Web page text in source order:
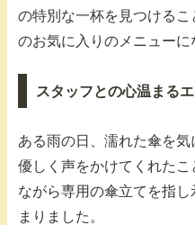
の特別な一杯を見つける
のお気に入りのメニューに
スタッフとの心温まる
ある雨の日、濡れた傘を
優しく声をかけてくれた
ながら専用の傘立てを指
まりました。